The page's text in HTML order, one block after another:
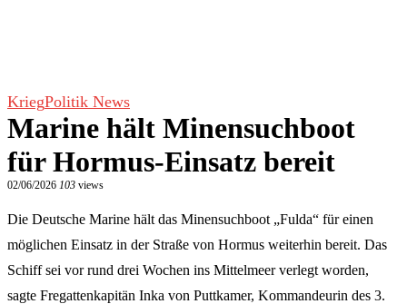
KriegPolitik News
Marine hält Minensuchboot
für Hormus-Einsatz bereit
02/06/2026 103 views
Die Deutsche Marine hält das Minensuchboot „Fulda“ für einen
möglichen Einsatz in der Straße von Hormus weiterhin bereit. Das
Schiff sei vor rund drei Wochen ins Mittelmeer verlegt worden,
sagte Fregattenkapitän Inka von Puttkamer, Kommandeurin des 3.